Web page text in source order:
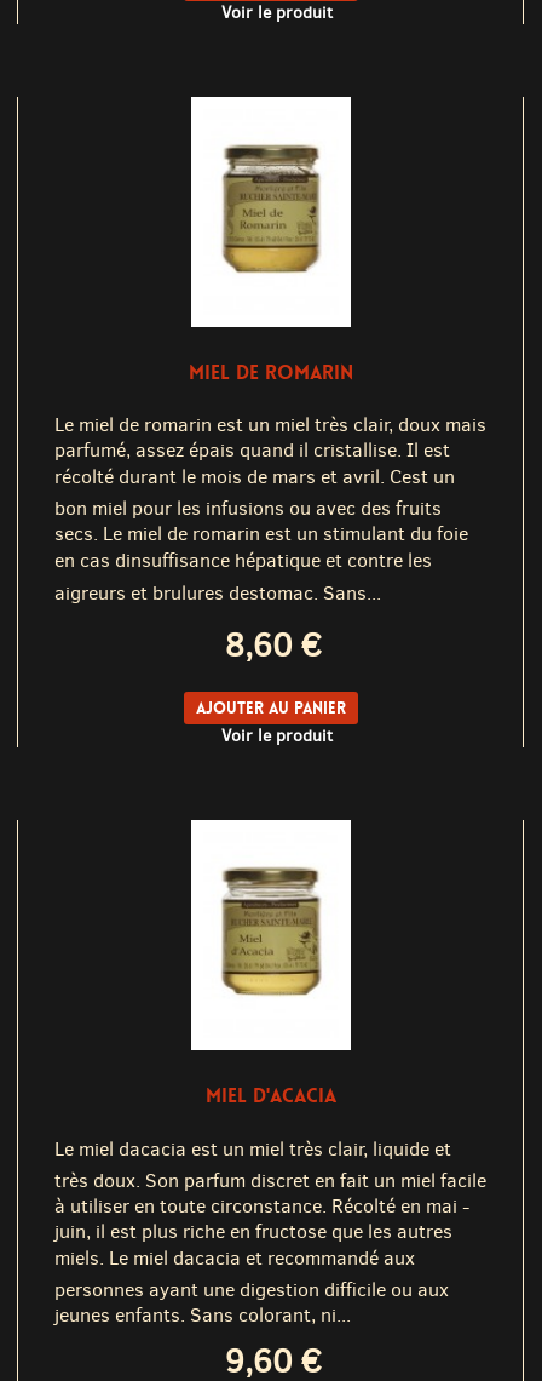
Voir le produit
MIEL DE ROMARIN
Le miel de romarin est un miel très clair, doux mais
parfumé, assez épais quand il cristallise. Il est
récolté durant le mois de mars et avril. Cest un
bon miel pour les infusions ou avec des fruits
secs. Le miel de romarin est un stimulant du foie
en cas dinsuffisance hépatique et contre les
aigreurs et brulures destomac. Sans...
8,60 €
Ajouter au panier
Voir le produit
MIEL D'ACACIA
Le miel dacacia est un miel très clair, liquide et
très doux. Son parfum discret en fait un miel facile
à utiliser en toute circonstance. Récolté en mai -
juin, il est plus riche en fructose que les autres
miels. Le miel dacacia et recommandé aux
personnes ayant une digestion difficile ou aux
jeunes enfants. Sans colorant, ni...
9,60 €